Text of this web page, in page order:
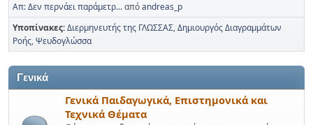
Απ: Δεν περνάει παράμετρ...απόandreas_p
Υποπίνακες Διερμηνευτής της ΓΛΩΣΣΑΣ Δημιουργός Διαγραμμάτων
Ροής Ψευδογλώσσα
Γενικά
Γενικά Παιδαγωγικά, Επιστημονικά και
Τεχνικά Θέματα